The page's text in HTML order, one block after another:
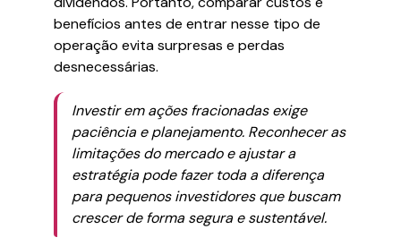
benefícios antes de entrar nesse tipo de
operação evita surpresas e perdas
desnecessárias.
Investir em ações fracionadas exige
paciência e planejamento. Reconhecer as
limitações do mercado e ajustar a
estratégia pode fazer toda a diferença
para pequenos investidores que buscam
crescer de forma segura e sustentável.